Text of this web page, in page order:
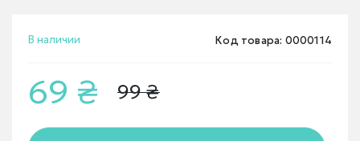
В наличии Код товара: 0000114
69 ₴ 99 ₴